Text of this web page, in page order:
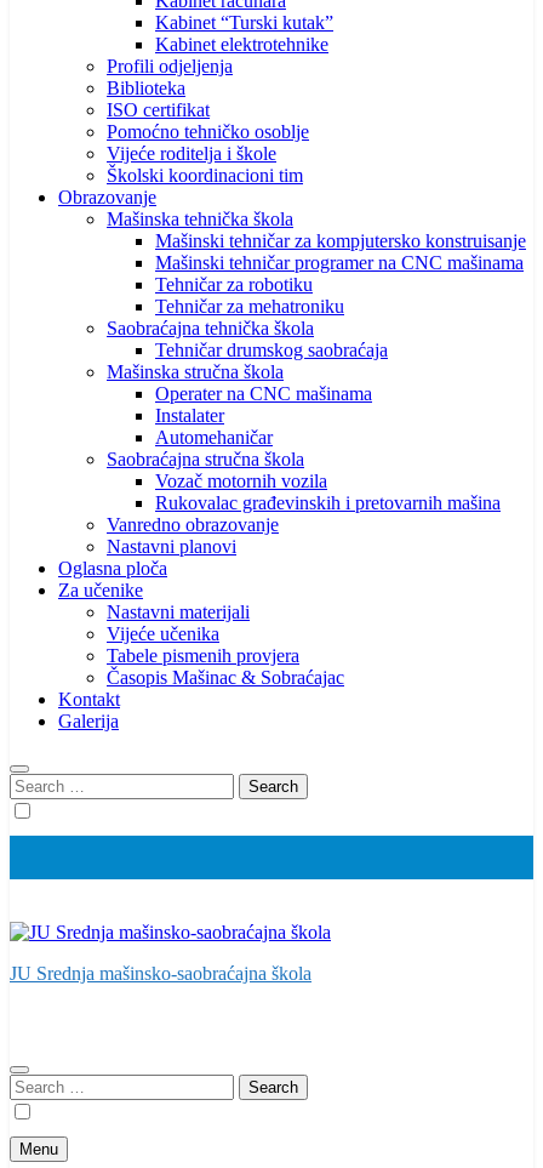
Kabinet “Turski kutak”
Kabinet elektrotehnike
Profili odjeljenja
Biblioteka
ISO certifikat
Pomoćno tehničko osoblje
Vijeće roditelja i škole
Školski koordinacioni tim
Obrazovanje
Mašinska tehnička škola
Mašinski tehničar za kompjutersko konstruisanje
Mašinski tehničar programer na CNC mašinama
Tehničar za robotiku
Tehničar za mehatroniku
Saobraćajna tehnička škola
Tehničar drumskog saobraćaja
Mašinska stručna škola
Operater na CNC mašinama
Instalater
Automehaničar
Saobraćajna stručna škola
Vozač motornih vozila
Rukovalac građevinskih i pretovarnih mašina
Vanredno obrazovanje
Nastavni planovi
Oglasna ploča
Za učenike
Nastavni materijali
Vijeće učenika
Tabele pismenih provjera
Časopis Mašinac & Sobraćajac
Kontakt
Galerija
Search
for:
JU Srednja mašinsko-saobraćajna škola
Search
for:
Menu